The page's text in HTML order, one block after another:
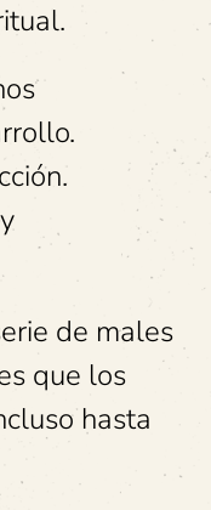
de males
que los
hasta